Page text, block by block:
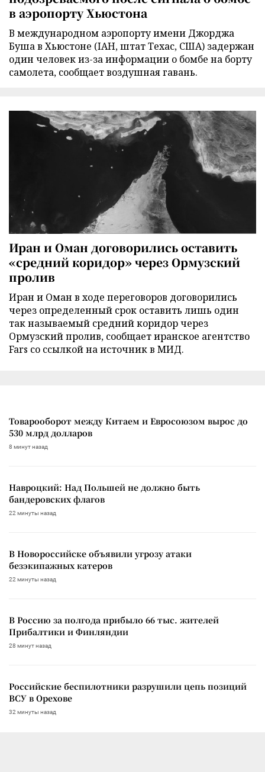
в аэропорту Хьюстона
В международном аэропорту имени Джорджа
Буша в Хьюстоне (IAH, штат Техас, США) задержан
один человек из-за информации о бомбе на борту
самолета, сообщает воздушная гавань.
Иран и Оман договорились оставить
«средний коридор» через Ормузский
пролив
Иран и Оман в ходе переговоров договорились
через определенный срок оставить лишь один
так называемый средний коридор через
Ормузский пролив, сообщает иранское агентство
Fars со ссылкой на источник в МИД.
Товарооборот между Китаем и Евросоюзом вырос до
530 млрд долларов
8 минут назад
Навроцкий: Над Польшей не должно быть
бандеровских флагов
22 минуты назад
В Новороссийске объявили угрозу атаки
безэкипажных катеров
22 минуты назад
В Россию за полгода прибыло 66 тыс. жителей
Прибалтики и Финляндии
28 минут назад
Российские беспилотники разрушили цепь позиций
ВСУ в Орехове
32 минуты назад